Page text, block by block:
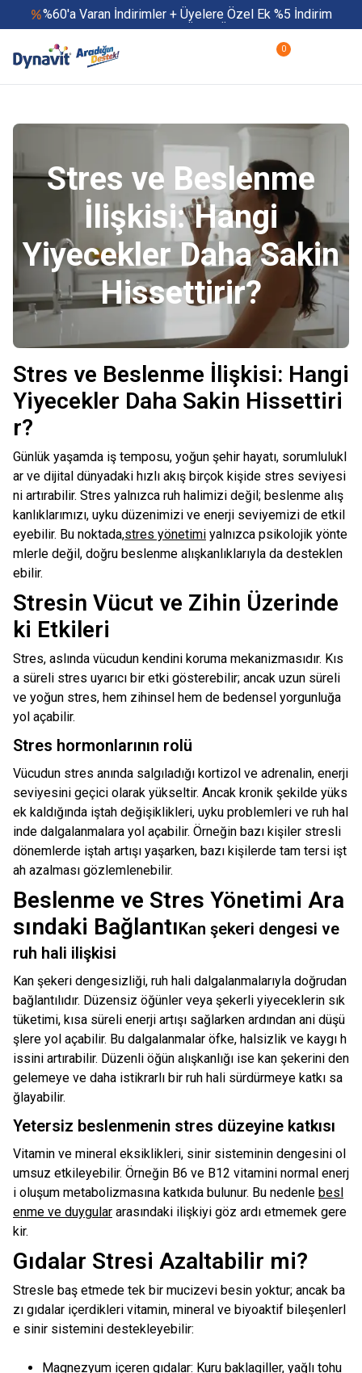
%60'a Varan İndirimler + Üyelere Özel Ek %5 İndirim
Yaz Boyu 500 TL ve Üzeri Ücretsiz Kargo
Yaza Özel Fırsatlar Başladı
0
Stres ve Beslenme
İlişkisi: Hangi
Yiyecekler Daha Sakin
Hissettirir?
Stres ve Beslenme İlişkisi: Hangi
Yiyecekler Daha Sakin Hissettiri
r?
Günlük yaşamda iş temposu, yoğun şehir hayatı, sorumlulukl
ar ve dijital dünyadaki hızlı akış birçok kişide stres seviyesi
ni artırabilir. Stres yalnızca ruh halimizi değil; beslenme alış
kanlıklarımızı, uyku düzenimizi ve enerji seviyemizi de etkil
eyebilir. Bu noktada,stres yönetimi yalnızca psikolojik yönte
mlerle değil, doğru beslenme alışkanlıklarıyla da desteklen
ebilir.
Stresin Vücut ve Zihin Üzerinde
ki Etkileri
Stres, aslında vücudun kendini koruma mekanizmasıdır. Kıs
a süreli stres uyarıcı bir etki gösterebilir; ancak uzun süreli
ve yoğun stres, hem zihinsel hem de bedensel yorgunluğa
yol açabilir.
Stres hormonlarının rolü
Vücudun stres anında salgıladığı kortizol ve adrenalin, enerji
seviyesini geçici olarak yükseltir. Ancak kronik şekilde yüks
ek kaldığında iştah değişiklikleri, uyku problemleri ve ruh hal
inde dalgalanmalara yol açabilir. Örneğin bazı kişiler stresli
dönemlerde iştah artışı yaşarken, bazı kişilerde tam tersi işt
ah azalması gözlemlenebilir.
Beslenme ve Stres Yönetimi Ara
sındaki BağlantıKan şekeri dengesi ve
ruh hali ilişkisi
Kan şekeri dengesizliği, ruh hali dalgalanmalarıyla doğrudan
bağlantılıdır. Düzensiz öğünler veya şekerli yiyeceklerin sık
tüketimi, kısa süreli enerji artışı sağlarken ardından ani düşü
şlere yol açabilir. Bu dalgalanmalar öfke, halsizlik ve kaygı h
issini artırabilir. Düzenli öğün alışkanlığı ise kan şekerini den
gelemeye ve daha istikrarlı bir ruh hali sürdürmeye katkı sa
ğlayabilir.
Yetersiz beslenmenin stres düzeyine katkısı
Vitamin ve mineral eksiklikleri, sinir sisteminin dengesini ol
umsuz etkileyebilir. Örneğin B6 ve B12 vitamini normal enerj
i oluşum metabolizmasına katkıda bulunur. Bu nedenle besl
enme ve duygular arasındaki ilişkiyi göz ardı etmemek gere
kir.
Gıdalar Stresi Azaltabilir mi?
Stresle baş etmede tek bir mucizevi besin yoktur; ancak ba
zı gıdalar içerdikleri vitamin, mineral ve biyoaktif bileşenlerl
e sinir sistemini destekleyebilir:
Magnezyum içeren gıdalar: Kuru baklagiller, yağlı tohu